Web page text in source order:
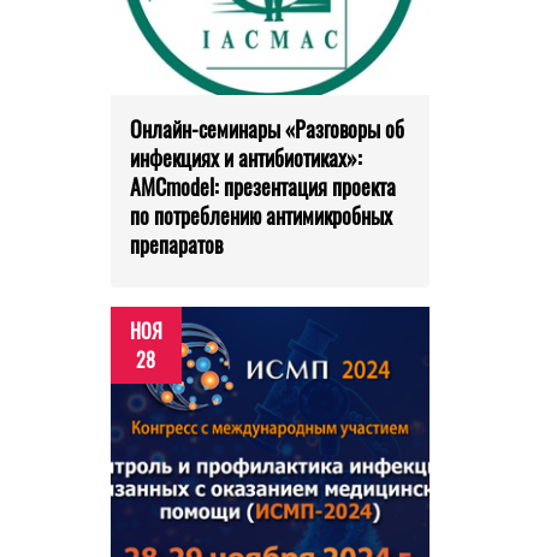
Онлайн-семинары «Разговоры об
инфекциях и антибиотиках»:
AMCmodel: презентация проекта
по потреблению антимикробных
препаратов
НОЯ
28